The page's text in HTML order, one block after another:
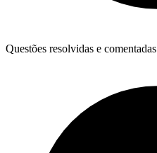
Questões resolvidas e comentadas